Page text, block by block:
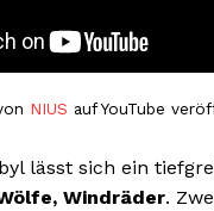
NIUS auf YouTube
lässt sich ein
Windräder.